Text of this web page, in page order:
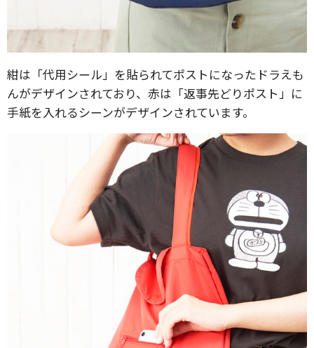
紺は「代用シール」を貼られてポストになったドラえも
んがデザインされており、赤は「返事先どりポスト」に
手紙を入れるシーンがデザインされています。